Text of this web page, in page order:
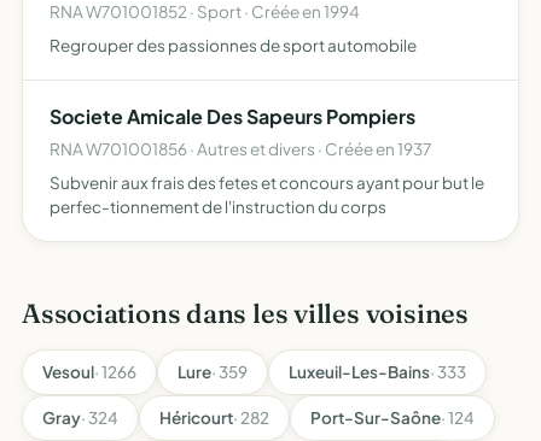
RNA W701001852 · Sport · Créée en 1994
Regrouper des passionnes de sport automobile
Societe Amicale Des Sapeurs Pompiers
RNA W701001856 · Autres et divers · Créée en 1937
Subvenir aux frais des fetes et concours ayant pour but le
perfec-tionnement de l'instruction du corps
Associations dans les villes voisines
Vesoul· 1266 Lure· 359 Luxeuil-Les-Bains· 333
Gray· 324 Héricourt· 282 Port-Sur-Saône· 124